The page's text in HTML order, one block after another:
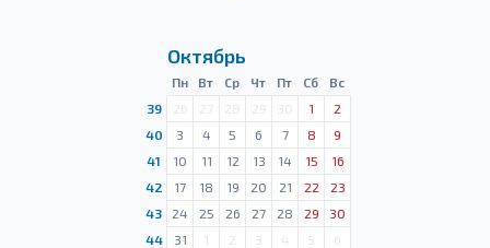
Октябрь
Пн Вт Ср Чт Пт Сб
Вс
39
26 27 28 29 30 1
2
40
3 4 5 6 7 8
9
41
10 11 12 13 14 15
16
42
17 18 19 20 21 22
23
43
24 25 26 27 28 29
30
44
31 1 2 3 4 5 6